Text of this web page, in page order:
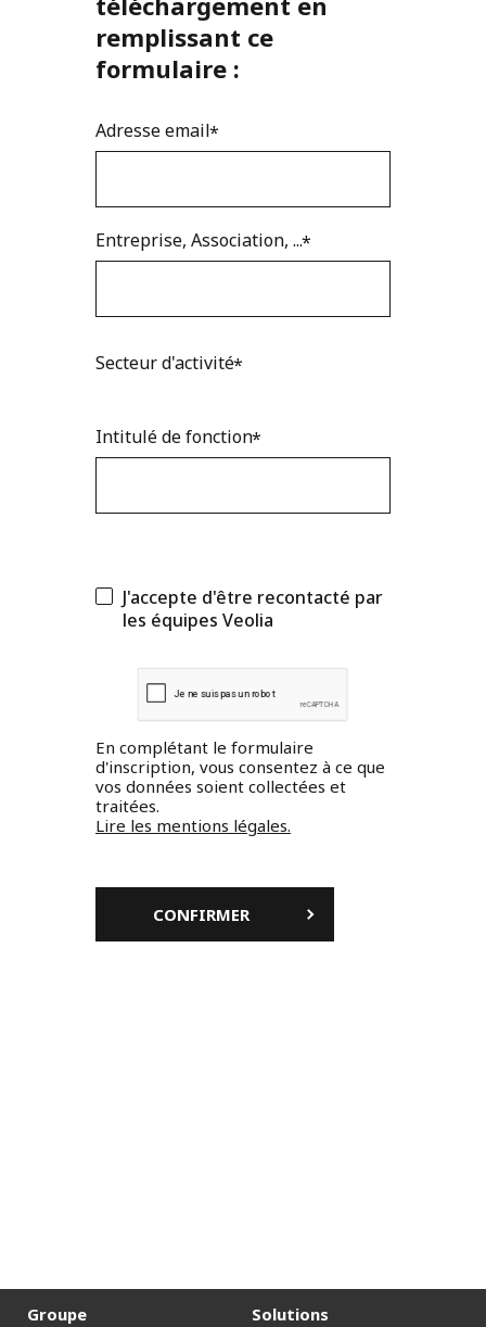
remplissant ce
formulaire :
Adresse email
Entreprise, Association, ...
Secteur d'activité
Intitulé de fonction
J'accepte d'être recontacté par
les équipes Veolia
En complétant le formulaire
d'inscription, vous consentez à ce que
vos données soient collectées et
traitées.
Lire les mentions légales.
Groupe Solutions